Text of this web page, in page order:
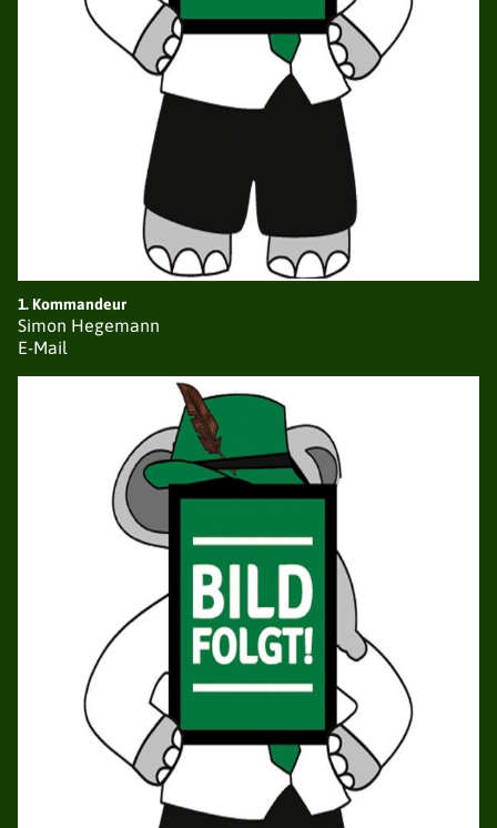
1. Kommandeur
Simon Hegemann
E-Mail
DER VERBAND
NEUIGKEITEN
VORSTAND
VEREINE / BEZIRKE
SATZUNG
TERMINE
GALERIE
AVANTGARDEN
VORSTAND
LISTE DER AVANTGARDEN
TERMINE
GESCHICHTE
SATZUNG
SCHIESSGRUPPEN
NEUIGKEITEN
VORSTAND
LISTE DER SCHIESSGRUPPEN
SATZUNG